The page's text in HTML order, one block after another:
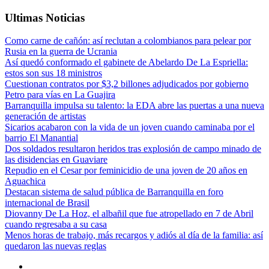
Ultimas Noticias
Como carne de cañón: así reclutan a colombianos para pelear por
Rusia en la guerra de Ucrania
Así quedó conformado el gabinete de Abelardo De La Espriella:
estos son sus 18 ministros
Cuestionan contratos por $3,2 billones adjudicados por gobierno
Petro para vías en La Guajira
Barranquilla impulsa su talento: la EDA abre las puertas a una nueva
generación de artistas
Sicarios acabaron con la vida de un joven cuando caminaba por el
barrio El Manantial
Dos soldados resultaron heridos tras explosión de campo minado de
las disidencias en Guaviare
Repudio en el Cesar por feminicidio de una joven de 20 años en
Aguachica
Destacan sistema de salud pública de Barranquilla en foro
internacional de Brasil
Diovanny De La Hoz, el albañil que fue atropellado en 7 de Abril
cuando regresaba a su casa
Menos horas de trabajo, más recargos y adiós al día de la familia: así
quedaron las nuevas reglas